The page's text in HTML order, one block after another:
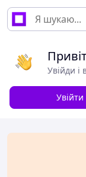
Увійди і
Увійти